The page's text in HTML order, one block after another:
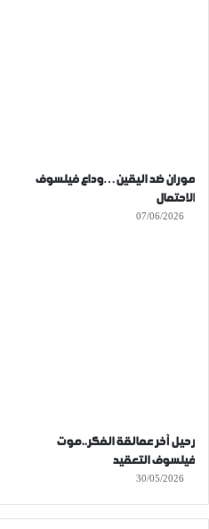
موران ضد اليقين…وداع فيلسوف
الاحتمال
07/06/2026
رحيل آخر عمالقة الفكر..موت
فيلسوف التعقيد
30/05/2026